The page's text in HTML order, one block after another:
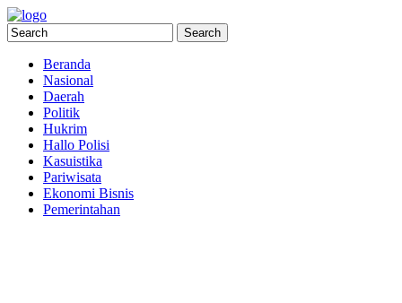
Beranda
Nasional
Daerah
Politik
Hukrim
Hallo Polisi
Kasuistika
Pariwisata
Ekonomi Bisnis
Pemerintahan